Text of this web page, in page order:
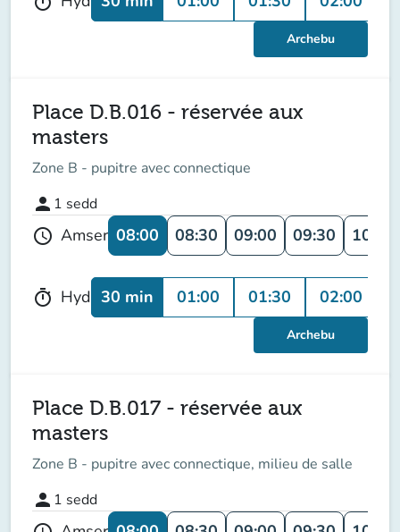
Archebu
Place D.B.016 - réservée aux
masters
Zone B - pupitre avec connectique
person 1 sedd
schedule Amser 08:00 08:30 09:00 09:30 10:00
timer Hyd 30 min 01:00 01:30 02:00
Archebu
Place D.B.017 - réservée aux
masters
Zone B - pupitre avec connectique, milieu de salle
person 1 sedd